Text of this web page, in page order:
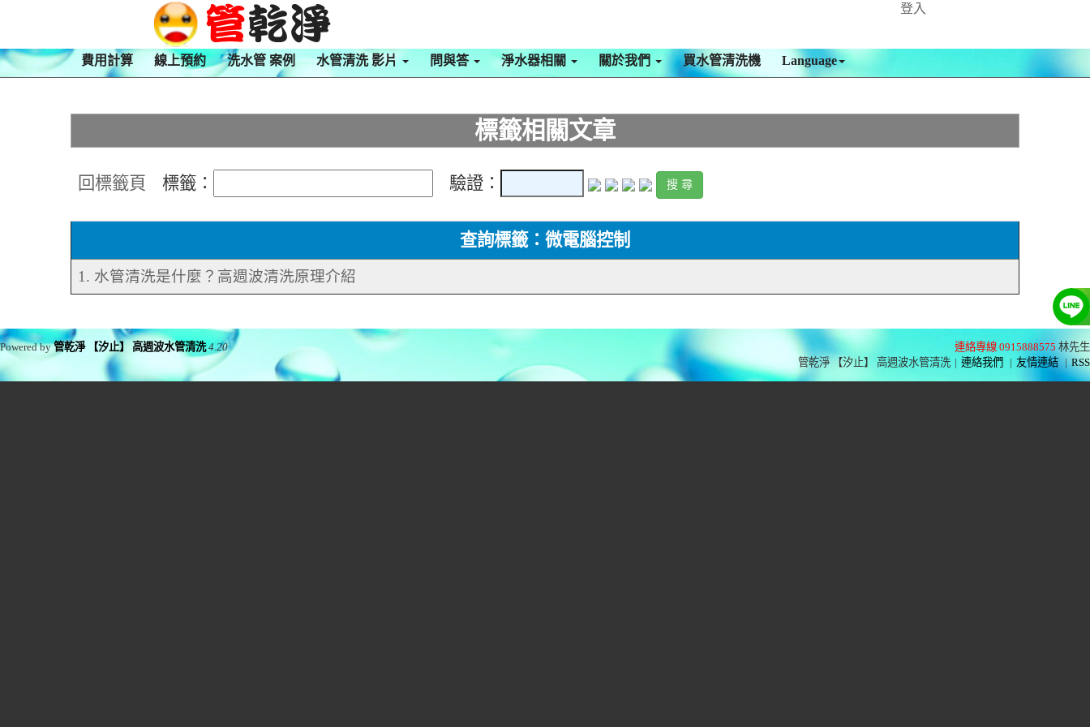
登入
費用計算 線上預約 洗水管 案例 水管清洗 影片 問與答 淨水器相關 關於我們 買水管清洗機 Language
標籤相關文章
回標籤頁 標籤： 驗證：
查詢標籤：微電腦控制
1. 水管清洗是什麼？高週波清洗原理介紹
連絡專線 0915888575 林先生
管乾淨 【汐止】 高週波水管清洗 | 連絡我們 | 友情連結 | RSS
Powered by管乾淨 【汐止】 高週波水管清洗 4.20